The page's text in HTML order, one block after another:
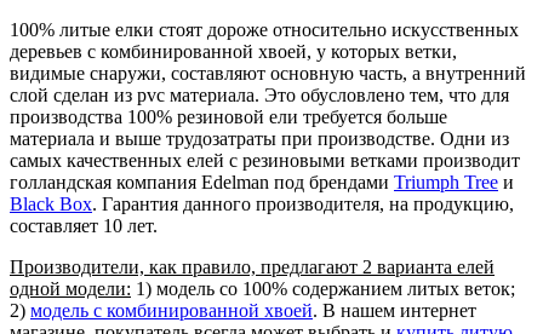
100% литые елки стоят дороже относительно искусственных
деревьев с комбинированной хвоей, у которых ветки,
видимые снаружи, составляют основную часть, а внутренний
слой сделан из pvc материала. Это обусловлено тем, что для
производства 100% резиновой ели требуется больше
материала и выше трудозатраты при производстве. Одни из
самых качественных елей с резиновыми ветками производит
голландская компания Edelman под брендами Triumph Tree и
Black Box. Гарантия данного производителя, на продукцию,
составляет 10 лет.
Производители, как правило, предлагают 2 варианта елей
одной модели: 1) модель со 100% содержанием литых веток;
2) модель с комбинированной хвоей. В нашем интернет